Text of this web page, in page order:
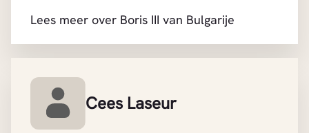
Lees meer over Boris III van Bulgarije
Cees Laseur